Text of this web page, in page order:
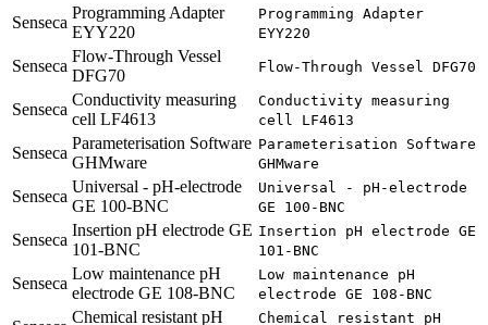
Senseca
Programming Adapter
EYY220
Programming Adapter
EYY220
Senseca
Flow-Through Vessel
DFG70
Flow-Through Vessel DFG70
Senseca
Conductivity measuring
cell LF4613
Conductivity measuring
cell LF4613
Senseca
Parameterisation Software
GHMware
Parameterisation Software
GHMware
Senseca
Universal - pH-electrode
GE 100-BNC
Universal - pH-electrode
GE 100-BNC
Senseca
Insertion pH electrode GE
101-BNC
Insertion pH electrode GE
101-BNC
Senseca
Low maintenance pH
electrode GE 108-BNC
Low maintenance pH
electrode GE 108-BNC
Chemical resistant pH Chemical resistant pH